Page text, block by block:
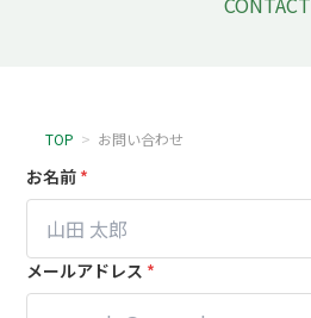
TOP > お問い合わせ
お名前 *
メールアドレス *